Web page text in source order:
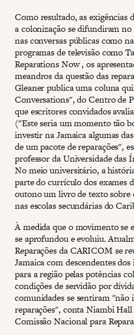
Como resultado, as exigências
a colonização se difundiram
nas conversas públicas como
programas de televisão como
Reparations Now , os
meandros da questão das
Gleaner publica uma coluna
Conversations", do Centro de
que escritores convidados
("Este seria um momento tão
investir na Jamaica algumas
de um pacote de reparações",
professor da Universidade das
No meio universitário, a
parte do currículo dos exames
outono um livro de texto
nas escolas secundárias do
À medida que o movimento se
se aprofundou e evoluiu.
Reparações da CARICOM se
Jamaica com descendentes
para a região pelas potências
condições de servidão por
comunidades se sentiram
reparações", conta Niambi
Comissão Nacional para